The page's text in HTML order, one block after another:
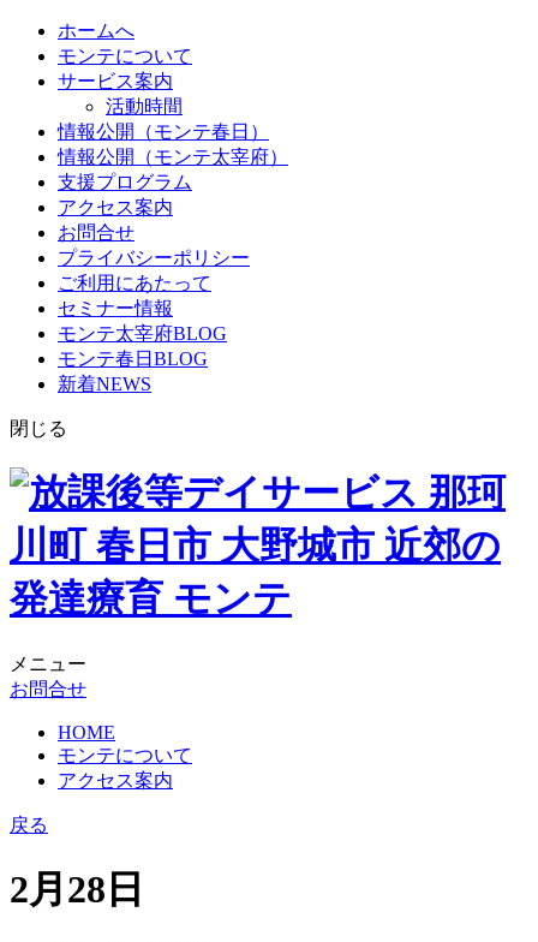
ホームへ
モンテについて
サービス案内
活動時間
情報公開（モンテ春日）
情報公開（モンテ太宰府）
支援プログラム
アクセス案内
お問合せ
プライバシーポリシー
ご利用にあたって
セミナー情報
モンテ太宰府BLOG
モンテ春日BLOG
新着NEWS
閉じる
メニュー
お問合せ
HOME
モンテについて
アクセス案内
戻る
2月28日